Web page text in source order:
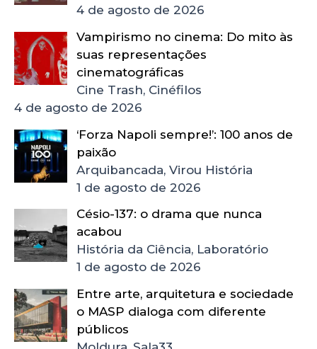
4 de agosto de 2026
Vampirismo no cinema: Do mito às
suas representações
cinematográficas
Cine Trash, Cinéfilos
4 de agosto de 2026
‘Forza Napoli sempre!’: 100 anos de
paixão
Arquibancada, Virou História
1 de agosto de 2026
Césio-137: o drama que nunca
acabou
História da Ciência, Laboratório
1 de agosto de 2026
Entre arte, arquitetura e sociedade
o MASP dialoga com diferente
públicos